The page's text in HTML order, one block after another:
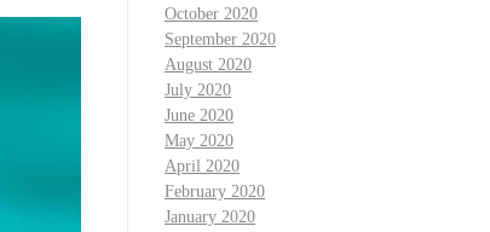
October 2020
September 2020
August 2020
July 2020
June 2020
May 2020
April 2020
February 2020
January 2020